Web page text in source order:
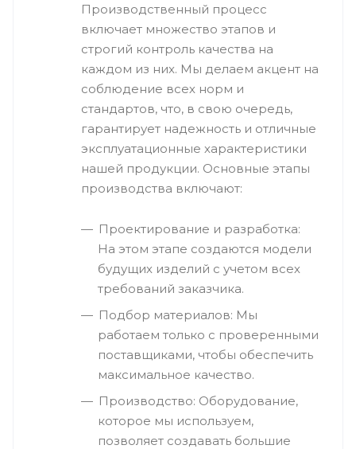
Производственный процесс
включает множество этапов и
строгий контроль качества на
каждом из них. Мы делаем акцент на
соблюдение всех норм и
стандартов, что, в свою очередь,
гарантирует надежность и отличные
эксплуатационные характеристики
нашей продукции. Основные этапы
производства включают:
Проектирование и разработка:
На этом этапе создаются модели
будущих изделий с учетом всех
требований заказчика.
Подбор материалов: Мы
работаем только с проверенными
поставщиками, чтобы обеспечить
максимальное качество.
Производство: Оборудование,
которое мы используем,
позволяет создавать большие